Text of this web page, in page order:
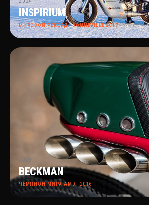
INSPIRIUM
МИРОВОЙ РЕКОРД · BONNEVILLE 2017
2022
BECKMAN
ЧЕМПИОН МИРА AMD · 2016